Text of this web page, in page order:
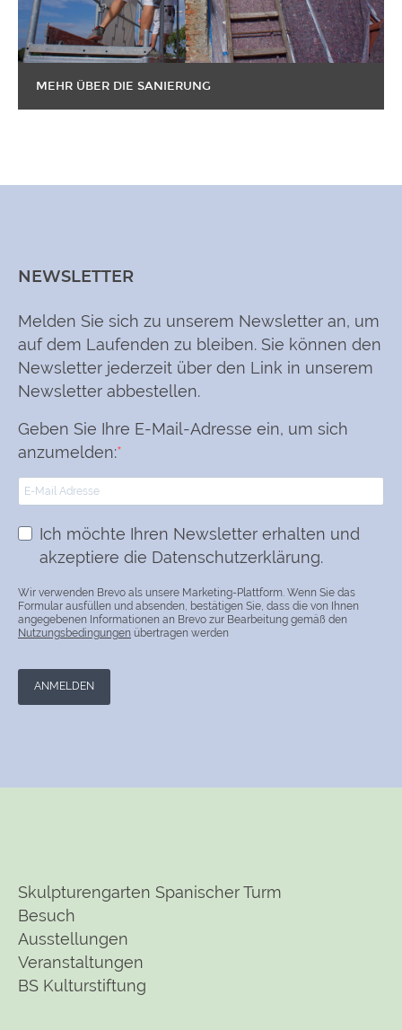
MEHR ÜBER DIE SANIERUNG
NEWSLETTER
Melden Sie sich zu unserem Newsletter an, um
auf dem Laufenden zu bleiben. Sie können den
Newsletter jederzeit über den Link in unserem
Newsletter abbestellen.
Geben Sie Ihre E-Mail-Adresse ein, um sich
anzumelden:
Ich möchte Ihren Newsletter erhalten und
akzeptiere die Datenschutzerklärung.
Wir verwenden Brevo als unsere Marketing-Plattform. Wenn Sie das
Formular ausfüllen und absenden, bestätigen Sie, dass die von Ihnen
angegebenen Informationen an Brevo zur Bearbeitung gemäß den
Nutzungsbedingungen übertragen werden
ANMELDEN
Skulpturengarten Spanischer Turm
Besuch
Ausstellungen
Veranstaltungen
BS Kulturstiftung